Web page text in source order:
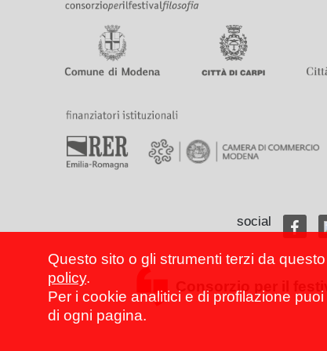
social
Questo sito o gli strumenti terzi da
policy.
Per i cookie analitici e di profilazione
di ogni pagina.